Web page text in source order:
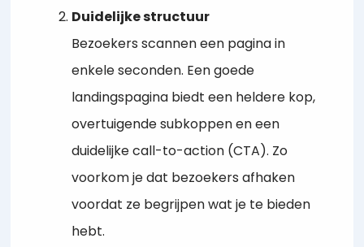
Duidelijke structuur
Bezoekers scannen een pagina in
enkele seconden. Een goede
landingspagina biedt een heldere kop,
overtuigende subkoppen en een
duidelijke call-to-action (CTA). Zo
voorkom je dat bezoekers afhaken
voordat ze begrijpen wat je te bieden
hebt.